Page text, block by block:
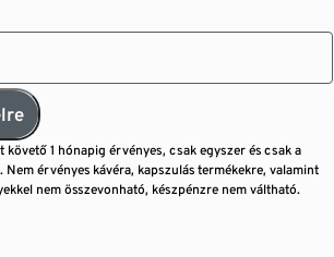
követő 1 hónapig érvényes, csak egyszer és csak a
érvényes kávéra, kapszulás termékekre, valamint
nem összevonható, készpénzre nem váltható.